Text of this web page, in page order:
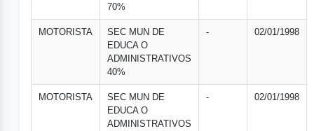
70%
MOTORISTA
SEC MUN DE
EDUCA O
ADMINISTRATIVOS
40%
- 02/01/1998
MOTORISTA
SEC MUN DE
EDUCA O
ADMINISTRATIVOS
- 02/01/1998